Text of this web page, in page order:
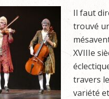
Il faut
trouvé
XVIIIe
travers
variété